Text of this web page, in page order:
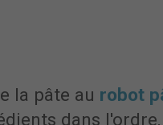
la pâte au robot
dans